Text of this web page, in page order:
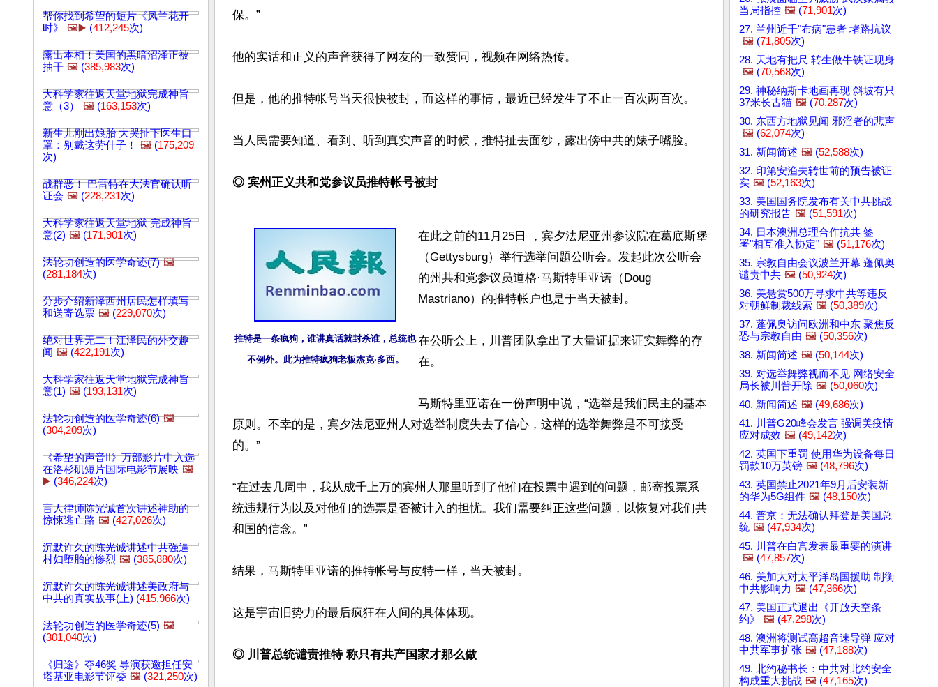
帮你找到希望的短片《凤兰花开
时》
🖼️▶️ (412,245次)
露出本相！美国的黑暗沼泽正被
抽干 🖼️ (385,983次)
大科学家往返天堂地狱完成神旨
意（3）
🖼️ (163,153次)
新生儿刚出娘胎 大哭扯下医生口
罩：别戴这劳什子！
🖼️ (175,209
次)
战群恶！ 巴雷特在大法官确认听
证会 🖼️ (228,231次)
大科学家往返天堂地狱 完成神旨
意(2) 🖼️ (171,901次)
法轮功创造的医学奇迹(7) 🖼️
(281,184次)
分步介绍新泽西州居民怎样填写
和送寄选票 🖼️ (229,070次)
绝对世界无二！江泽民的外交趣
闻 🖼️ (422,191次)
大科学家往返天堂地狱完成神旨
意(1) 🖼️ (193,131次)
法轮功创造的医学奇迹(6) 🖼️
(304,209次)
《希望的声音II》万部影片中入选
在洛杉矶短片国际电影节展映 🖼️
▶️ (346,224次)
盲人律师陈光诚首次讲述神助的
惊悚逃亡路 🖼️ (427,026次)
沉默许久的陈光诚讲述中共强逼
村妇堕胎的惨烈 🖼️ (385,880次)
沉默许久的陈光诚讲述美政府与
中共的真实故事(上) (415,966次)
法轮功创造的医学奇迹(5) 🖼️
(301,040次)
《归途》夺46奖 导演获邀担任安
塔基亚电影节评委 🖼️ (321,250次)
保。”
他的实话和正义的声音获得了网友的一致赞同，视频在网络热传。
但是，他的推特帐号当天很快被封，而这样的事情，最近已经发生了不止一百次两百次。
当人民需要知道、看到、听到真实声音的时候，推特扯去面纱，露出傍中共的婊子嘴脸。
◎ 宾州正义共和党参议员推特帐号被封
推特是一条疯狗，谁讲真话就封杀谁，总统也
不例外。此为推特疯狗老板杰克·多西。
在此之前的11月25日 ，宾夕法尼亚州参议院在葛底斯堡
（Gettysburg）举行选举问题公听会。发起此次公听会
的州共和党参议员道格·马斯特里亚诺（Doug
Mastriano）的推特帐户也是于当天被封。
在公听会上，川普团队拿出了大量证据来证实舞弊的存
在。
马斯特里亚诺在一份声明中说，“选举是我们民主的基本
原则。不幸的是，宾夕法尼亚州人对选举制度失去了信心，这样的选举舞弊是不可接受
的。”
“在过去几周中，我从成千上万的宾州人那里听到了他们在投票中遇到的问题，邮寄投票系
统违规行为以及对他们的选票是否被计入的担忧。我们需要纠正这些问题，以恢复对我们共
和国的信念。”
结果，马斯特里亚诺的推特帐号与皮特一样，当天被封。
这是宇宙旧势力的最后疯狂在人间的具体体现。
◎ 川普总统谴责推特 称只有共产国家才那么做
当局指控 🖼️ (71,901次)
27. 兰州近千"布病"患者 堵路抗议
🖼️ (71,805次)
28. 天地有把尺 转生做牛铁证现身
🖼️ (70,568次)
29. 神秘纳斯卡地画再现 斜坡有只
37米长古猫 🖼️ (70,287次)
30. 东西方地狱见闻 邪淫者的悲声
🖼️ (62,074次)
31. 新闻简述 🖼️ (52,588次)
32. 印第安渔夫转世前的预告被证
实 🖼️ (52,163次)
33. 美国国务院发布有关中共挑战
的研究报告 🖼️ (51,591次)
34. 日本澳洲总理合作抗共 签
署"相互准入协定" 🖼️ (51,176次)
35. 宗教自由会议波兰开幕 蓬佩奥
谴责中共 🖼️ (50,924次)
36. 美悬赏500万寻求中共等违反
对朝鲜制裁线索 🖼️ (50,389次)
37. 蓬佩奥访问欧洲和中东 聚焦反
恐与宗教自由 🖼️ (50,356次)
38. 新闻简述 🖼️ (50,144次)
39. 对选举舞弊视而不见 网络安全
局长被川普开除 🖼️ (50,060次)
40. 新闻简述 🖼️ (49,686次)
41. 川普G20峰会发言 强调美疫情
应对成效 🖼️ (49,142次)
42. 英国下重罚 使用华为设备每日
罚款10万英镑 🖼️ (48,796次)
43. 英国禁止2021年9月后安装新
的华为5G组件 🖼️ (48,150次)
44. 普京：无法确认拜登是美国总
统 🖼️ (47,934次)
45. 川普在白宫发表最重要的演讲
🖼️ (47,857次)
46. 美加大对太平洋岛国援助 制衡
中共影响力 🖼️ (47,366次)
47. 美国正式退出《开放天空条
约》
🖼️ (47,298次)
48. 澳洲将测试高超音速导弹 应对
中共军事扩张 🖼️ (47,188次)
49. 北约秘书长：中共对北约安全
构成重大挑战 🖼️ (47,165次)